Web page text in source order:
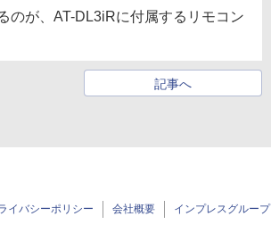
のが、AT-DL3iRに付属するリモコン
記事へ
イバシーポリシー 会社概要 インプレスグループ